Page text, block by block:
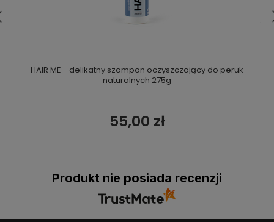
HAIR ME - delikatny szampon oczyszczający do peruk
naturalnych 275g
55,00 zł
Produkt nie posiada recenzji